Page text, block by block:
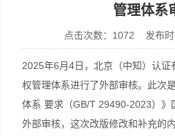
管理体系
点击次数：1072 发布时
2025年6月4日，北京（中知）认证
权管理体系进行了外部审核。此次
体系 要求（GB/T 29490-2023）》
外部审核，这次改版修改和补充的